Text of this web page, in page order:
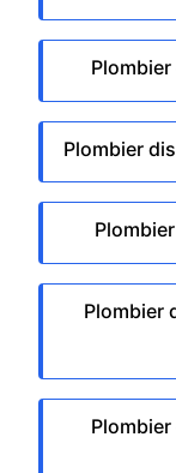
Plombier
Plombier